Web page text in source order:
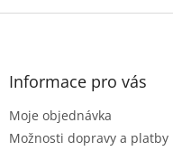
Z
Informace pro vás
Moje objednávka
Možnosti dopravy a platby